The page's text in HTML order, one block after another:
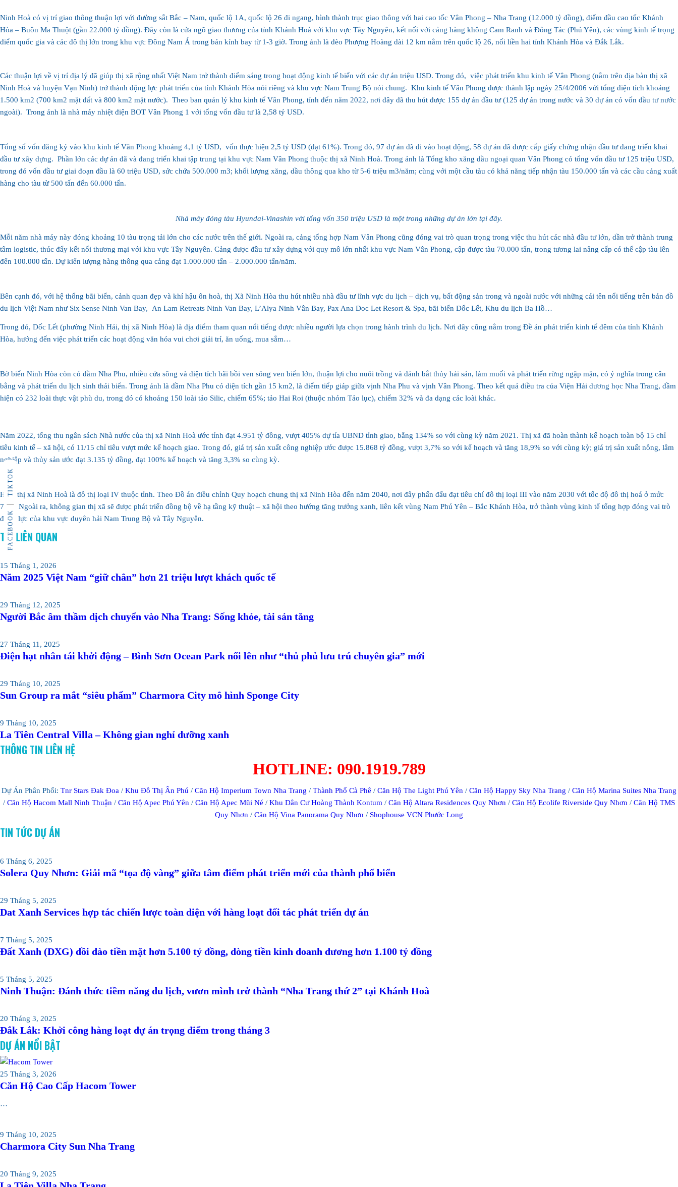
FACEBOOK
TIKTOK
Ninh Hoà có vị trí giao thông thuận lợi với đường sắt Bắc – Nam, quốc lộ 1A, quốc lộ 26 đi ngang, hình thành trục giao thông với hai cao tốc Vân Phong – Nha Trang (12.000 tỷ đồng), điểm đầu cao tốc Khánh
Hòa – Buôn Ma Thuột (gần 22.000 tỷ đồng). Đây còn là cửa ngõ giao thương của tỉnh Khánh Hoà với khu vực Tây Nguyên, kết nối với cảng hàng không Cam Ranh và Đông Tác (Phú Yên), các vùng kinh tế trọng
trong đó vốn đầu tư giai đoạn đầu là 60 triệu USD, sức chứa 500.000 m3; khối lượng xăng, dầu thông qua kho từ 5-6 triệu m3/năm; cùng với một cầu tàu có khả năng tiếp nhận tàu 150.000 tấn và các cầu cảng xuất
hàng cho tàu từ 500 tấn đến 60.000 tấn.
Nhà máy đóng tàu Hyundai-Vinashin với tổng vốn 350 triệu USD là một trong những dự án lớn tại đây.
Mỗi năm nhà máy này đóng khoảng 10 tàu trọng tải lớn cho các nước trên thế giới. Ngoài ra, cảng tổng hợp Nam Vân Phong cũng đóng vai trò quan trọng trong việc thu hút các nhà đầu tư lớn, dần trở thành trung
tâm logistic, thúc đẩy kết nối thương mại với khu vực Tây Nguyên. Cảng được đầu tư xây dựng với quy mô lớn nhất khu vực Nam Vân Phong, cập được tàu 70.000 tấn, trong tương lai nâng cấp có thể cập tàu lên
đến 100.000 tấn. Dự kiến lượng hàng thông qua cảng đạt 1.000.000 tấn – 2.000.000 tấn/năm.
Bên cạnh đó, với hệ thống bãi biển, cảnh quan đẹp và khí hậu ôn hoà, thị Xã Ninh Hòa thu hút nhiều nhà đầu tư lĩnh vực du lịch – dịch vụ, bất động sản trong và ngoài nước với những cái tên nổi tiếng trên bản đồ
Trong đó, Dốc Lết (phường Ninh Hải, thị xã Ninh Hòa) là địa điểm tham quan nổi tiếng được nhiều người lựa chọn trong hành trình du lịch. Nơi đây cũng nằm trong Đề án phát triển kinh tế đêm của tỉnh Khánh
Bờ biển Ninh Hòa còn có đầm Nha Phu, nhiều cửa sông và diện tích bãi bồi ven sông ven biển lớn, thuận lợi cho nuôi trồng và đánh bắt thủy hải sản, làm muối và phát triển rừng ngập mặn, có ý nghĩa trong cân
bằng và phát triển du lịch sinh thái biển. Trong ảnh là đầm Nha Phu có diện tích gần 15 km2, là điểm tiếp giáp giữa vịnh Nha Phu và vịnh Vân Phong. Theo kết quả điều tra của Viện Hải dương học Nha Trang, đầm
hiện có 232 loài thực vật phù du, trong đó có khoảng 150 loài tảo Silic, chiếm 65%; tảo Hai Roi (thuộc nhóm Tảo lục), chiếm 32% và đa dạng các loài khác.
Năm 2022, tổng thu ngân sách Nhà nước của thị xã Ninh Hoà ước tính đạt 4.951 tỷ đồng, vượt 405% dự tía UBND tỉnh giao, bằng 134% so với cùng kỳ năm 2021. Thị xã đã hoàn thành kế hoạch toàn bộ 15 chỉ
tiêu kinh tế – xã hội, có 11/15 chỉ tiêu vượt mức kế hoạch giao. Trong đó, giá trị sản xuất công nghiệp ước được 15.868 tỷ đồng, vượt 3,7% so với kế hoạch và tăng 18,9% so với cùng kỳ; giá trị sản xuất nông, lâm
Hiện thị xã Ninh Hoà là đô thị loại IV thuộc tỉnh. Theo Đồ án điều chỉnh Quy hoạch chung thị xã Ninh Hòa đến năm 2040, nơi đây phấn đấu đạt tiêu chí đô thị loại III vào năm 2030 với tốc độ đô thị hoá ở mức
70%. Ngoài ra, không gian thị xã sẽ được phát triển đồng bộ về hạ tầng kỹ thuật – xã hội theo hướng tăng trưởng xanh, liên kết vùng Nam Phú Yên – Bắc Khánh Hòa, trở thành vùng kinh tế tổng hợp đóng vai trò
động lực của khu vực duyên hải Nam Trung Bộ và Tây Nguyên.
TIN LIÊN QUAN
15 Tháng 1, 2026
Năm 2025 Việt Nam “giữ chân” hơn 21 triệu lượt khách quốc tế
29 Tháng 12, 2025
Người Bắc âm thầm dịch chuyển vào Nha Trang: Sống khỏe, tài sản tăng
27 Tháng 11, 2025
Điện hạt nhân tái khởi động – Bình Sơn Ocean Park nổi lên như “thủ phủ lưu trú chuyên gia” mới
29 Tháng 10, 2025
Sun Group ra mắt “siêu phẩm” Charmora City mô hình Sponge City
9 Tháng 10, 2025
La Tiên Central Villa – Không gian nghỉ dưỡng xanh
THÔNG TIN LIÊN HỆ
HOTLINE: 090.1919.789
Dự Án Phân Phối: Tnr Stars Đak Đoa / Khu Đô Thị Ân Phú / Căn Hộ Imperium Town Nha Trang / Thành Phố Cà Phê / Căn Hộ The Light Phú Yên / Căn Hộ Happy Sky Nha Trang / Căn Hộ Marina Suites Nha Trang
/ Căn Hộ Hacom Mall Ninh Thuận / Căn Hộ Apec Phú Yên / Căn Hộ Apec Mũi Né / Khu Dân Cư Hoàng Thành Kontum / Căn Hộ Altara Residences Quy Nhơn / Căn Hộ Ecolife Riverside Quy Nhơn / Căn Hộ TMS
Quy Nhơn / Căn Hộ Vina Panorama Quy Nhơn / Shophouse VCN Phước Long
TIN TỨC DỰ ÁN
6 Tháng 6, 2025
Solera Quy Nhơn: Giải mã “tọa độ vàng” giữa tâm điểm phát triển mới của thành phố biển
29 Tháng 5, 2025
Dat Xanh Services hợp tác chiến lược toàn diện với hàng loạt đối tác phát triển dự án
7 Tháng 5, 2025
Đất Xanh (DXG) dồi dào tiền mặt hơn 5.100 tỷ đồng, dòng tiền kinh doanh dương hơn 1.100 tỷ đồng
5 Tháng 5, 2025
Ninh Thuận: Đánh thức tiềm năng du lịch, vươn mình trở thành “Nha Trang thứ 2” tại Khánh Hoà
20 Tháng 3, 2025
Đắk Lắk: Khởi công hàng loạt dự án trọng điểm trong tháng 3
DỰ ÁN NỔI BẬT
25 Tháng 3, 2026
Căn Hộ Cao Cấp Hacom Tower
…
9 Tháng 10, 2025
Charmora City Sun Nha Trang
20 Tháng 9, 2025